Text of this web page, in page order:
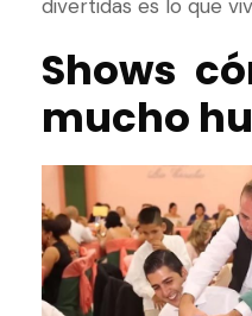
divertidas es lo que
Shows
mucho